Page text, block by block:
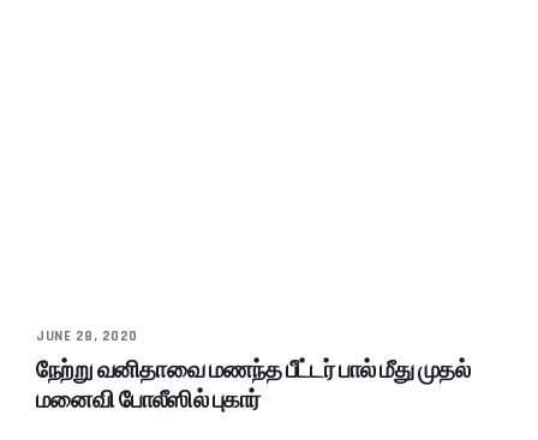
JUNE 28, 2020
நேற்று வனிதாவை மணந்த பீட்டர் பால் மீது முதல்
மனைவி போலீஸில் புகார்